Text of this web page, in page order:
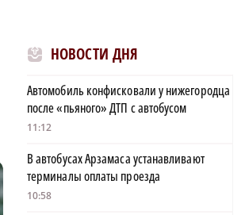
НОВОСТИ ДНЯ
Автомобиль конфисковали у нижегородца
после «пьяного» ДТП с автобусом
11:12
В автобусах Арзамаса устанавливают
терминалы оплаты проезда
10:58